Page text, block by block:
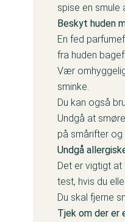
spise en smule
Beskyt huden
En fed
fra huden
Vær
sminke.
Du kan også
Undgå at
på smårifter
Undgå
Det er vigtigt
test, hvis du
Du skal fjerne
Tjek om der er